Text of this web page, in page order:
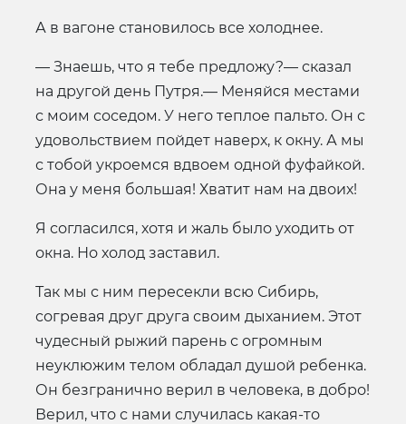
А в вагоне становилось все холоднее.
— Знаешь, что я тебе предложу?— сказал
на другой день Путря.— Меняйся местами
с моим соседом. У него теплое пальто. Он с
удовольствием пойдет наверх, к окну. А мы
с тобой укроемся вдвоем одной фуфайкой.
Она у меня большая! Хватит нам на двоих!
Я согласился, хотя и жаль было уходить от
окна. Но холод заставил.
Так мы с ним пересекли всю Сибирь,
согревая друг друга своим дыханием. Этот
чудесный рыжий парень с огромным
неуклюжим телом обладал душой ребенка.
Он безгранично верил в человека, в добро!
Верил, что с нами случилась какая-то